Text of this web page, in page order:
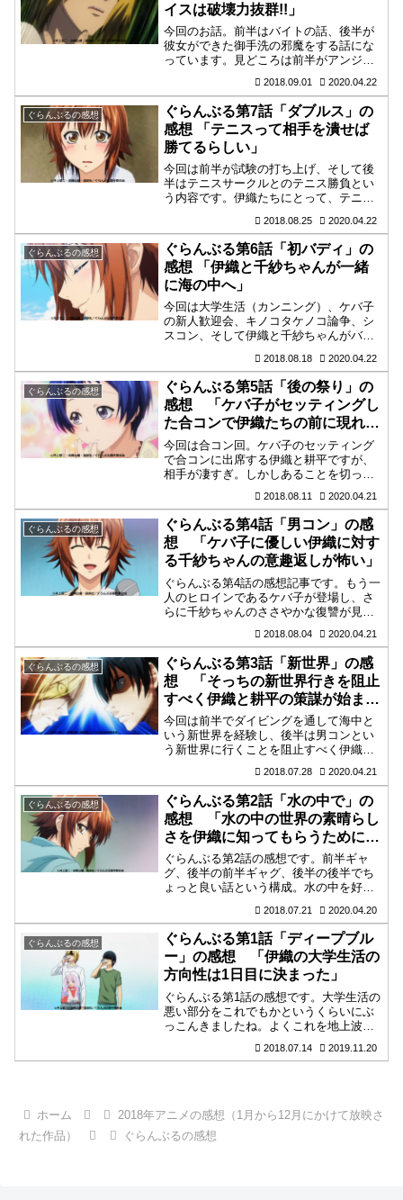
イスは破壊力抜群!!」
今回のお話。前半はバイトの話、後半が
彼女ができた御手洗の邪魔をする話にな
っています。見どころは前半がアンジャ
半は耕平のミックスボイスだと思いま
す。
2018.09.01 2020.04.22
ぐらんぶるの感想
ぐらんぶる第7話「ダブルス」の
感想 「テニスって相手を潰せば
勝てるらしい」
今回は前半が試験の打ち上げ、そして後
半はテニスサークルとのテニス勝負とい
う内容です。伊織たちにとって、テニス
ね。ホント酷いわ（褒め言葉）。
2018.08.25 2020.04.22
ぐらんぶるの感想
ぐらんぶる第6話「初バディ」の
感想 「伊織と千紗ちゃんが一緒
に海の中へ」
今回は大学生活（カンニング）、ケバ子
の新人歓迎会、キノコタケノコ論争、シ
スコン、そして伊織と千紗ちゃんがバデ
メインになるようなお話でお腹いっぱい
ですわ。
2018.08.18 2020.04.22
ぐらんぶるの感想
ぐらんぶる第5話「後の祭り」の
感想 「ケバ子がセッティングし
た合コンで伊織たちの前に現れた
のは?」
今回は合コン回。ケバ子のセッティング
で合コンに出席する伊織と耕平ですが、
相手が凄すぎ。しかしあることを切っ掛
2018.08.11 2020.04.21
ぐらんぶるの感想
ぐらんぶる第4話「男コン」の感
想 「ケバ子に優しい伊織に対す
る千紗ちゃんの意趣返しが怖い」
ぐらんぶる第4話の感想記事です。もう一
人のヒロインであるケバ子が登場し、さ
らに千紗ちゃんのささやかな復讐が見れ
伊織は大変なことになりそう。
2018.08.04 2020.04.21
ぐらんぶるの感想
ぐらんぶる第3話「新世界」の感
想 「そっちの新世界行きを阻止
すべく伊織と耕平の策謀が始ま
る!!」
今回は前半でダイビングを通して海中と
いう新世界を経験し、後半は男コンとい
う新世界に行くことを阻止すべく伊織と
ります。新キャラ梓さんも登場しますま
す目が離せません。
2018.07.28 2020.04.21
ぐらんぶるの感想
ぐらんぶる第2話「水の中で」の
感想 「水の中の世界の素晴らし
さを伊織に知ってもらうために千
紗が考えたのは?」
ぐらんぶる第2話の感想です。前半ギャ
グ、後半の前半ギャグ、後半の後半でち
ょっと良い話という構成。水の中を好き
届くのでしょうか?2018.07.21 2020.04.20
ぐらんぶるの感想
ぐらんぶる第1話「ディープブル
ー」の感想 「伊織の大学生活の
方向性は1日目に決まった」
ぐらんぶる第1話の感想です。大学生活の
悪い部分をこれでもかというくらいにぶ
っこんきましたね。よくこれを地上波で
で男性の肌色率高めな作品です。
2018.07.14 2019.11.20
ホーム
2018年アニメの感想（1月から12月にかけて放映さ
れた作品）
ぐらんぶるの感想